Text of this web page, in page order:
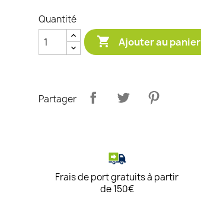
Quantité
 Ajouter au panier
Partager
Frais de port gratuits à partir
de 150€